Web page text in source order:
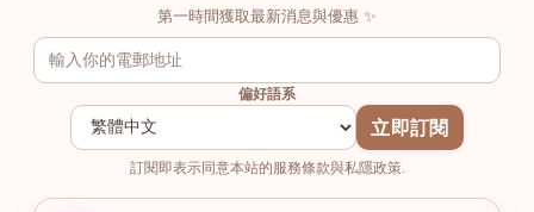
第一時間獲取最新消息與優惠 ✨
偏好語系
立即訂閱
訂閱即表示同意本站的服務條款與私隱政策.